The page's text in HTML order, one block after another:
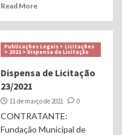
Read More
Publicações Legais > Licitações
> 2021 > Dispensa de Licitação
Dispensa de Licitação
23/2021
11 de março de 2021 0
CONTRATANTE:
Fundação Municipal de